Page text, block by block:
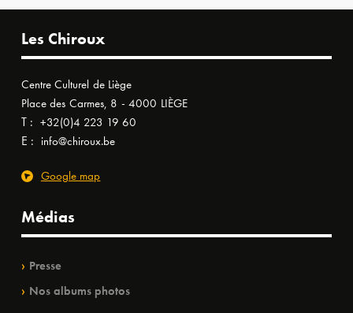
Les Chiroux
Centre Culturel de Liège
Place des Carmes, 8 - 4000 LIÈGE
T : +32(0)4 223 19 60
E : info@chiroux.be
Google map
Médias
Presse
Nos albums photos